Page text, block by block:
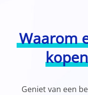
Waarom
Geniet van een